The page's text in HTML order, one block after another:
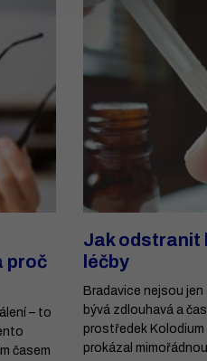
proč
– to
časem
Jak odstranit
léčby
Bradavice nejsou
bývá zdlouhavá a
prostředek Kolodium
prokázal mimořádnou